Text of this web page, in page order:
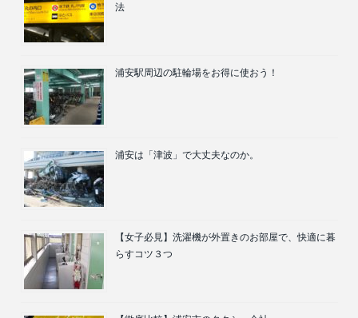
法
浦安駅周辺の駐輪場をお得に使おう！
浦安は「津波」で大丈夫なのか。
【女子必見】洗濯機が外置きのお部屋で、快適に暮
らすコツ３つ